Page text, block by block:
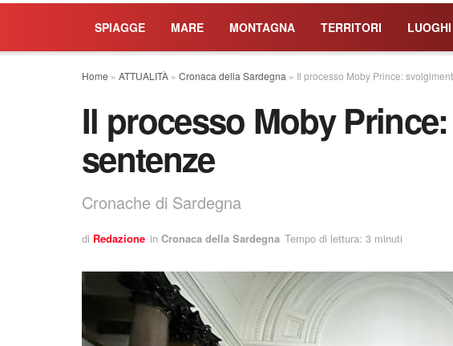
SPIAGGE MARE MONTAGNA TERRITORI LUOGHI
Home » ATTUALITÀ » Cronaca della Sardegna » Il processo Moby Prince:
Il processo Moby
sentenze
Cronache di Sardegna
di Redazione in Cronaca della Sardegna Tempo di lettura: 3 minuti